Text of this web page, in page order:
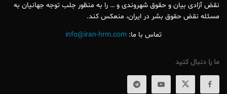
نقض آزادی بیان و حقوق شهروندی و … را به منظور جلب توجه جهانیان به
مسئله نقض حقوق بشر در ایران، منعکس کند.
تماس با ما: info@iran-hrm.com
ما را دنبال کنید